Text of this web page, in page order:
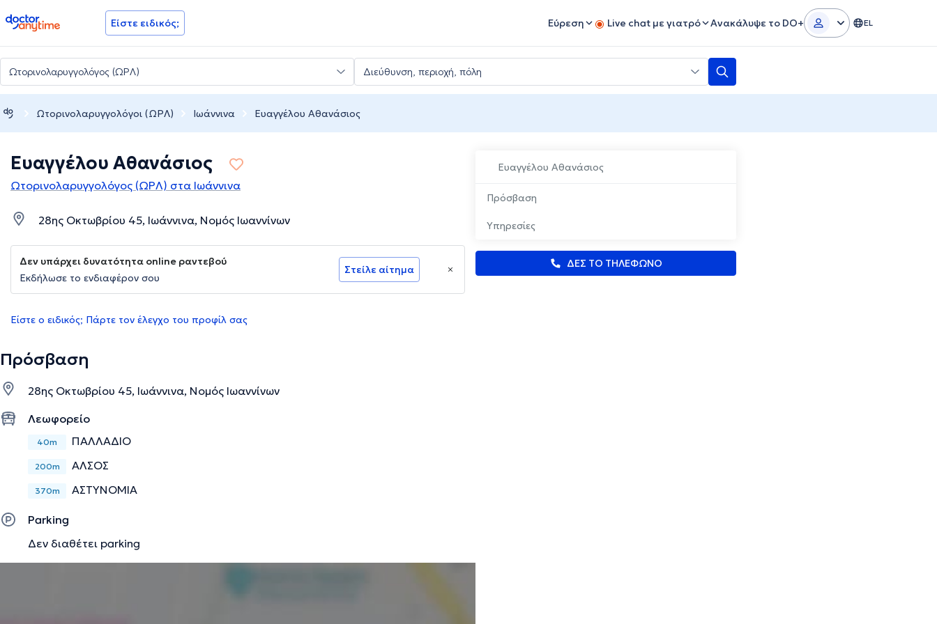
doctoranytime Είστε ειδικός; Εύρεση Live chat με γιατρό Ανακάλυψε το DO+ EL
Ωτορινολαρυγγολόγοι (ΩΡΛ) Ιωάννινα Ευαγγέλου Αθανάσιος
Ευαγγέλου Αθανάσιος
Πρόσβαση
Υπηρεσίες
ΔΕΣ ΤΟ ΤΗΛΕΦΩΝΟ
Ευαγγέλου Αθανάσιος
Ωτορινολαρυγγολόγος (ΩΡΛ) στα Ιωάννινα
28ης Οκτωβρίου 45, Ιωάννινα, Νομός Ιωαννίνων
Δεν υπάρχει δυνατότητα online ραντεβού
Εκδήλωσε το ενδιαφέρον σου
Στείλε αίτημα
Είστε ο ειδικός; Πάρτε τον έλεγχο του προφίλ σας
Πρόσβαση
28ης Οκτωβρίου 45, Ιωάννινα, Νομός Ιωαννίνων
Λεωφορείο
40m ΠΑΛΛΑΔΙΟ
200m ΑΛΣΟΣ
370m ΑΣΤΥΝΟΜΙΑ
Parking
Δεν διαθέτει parking